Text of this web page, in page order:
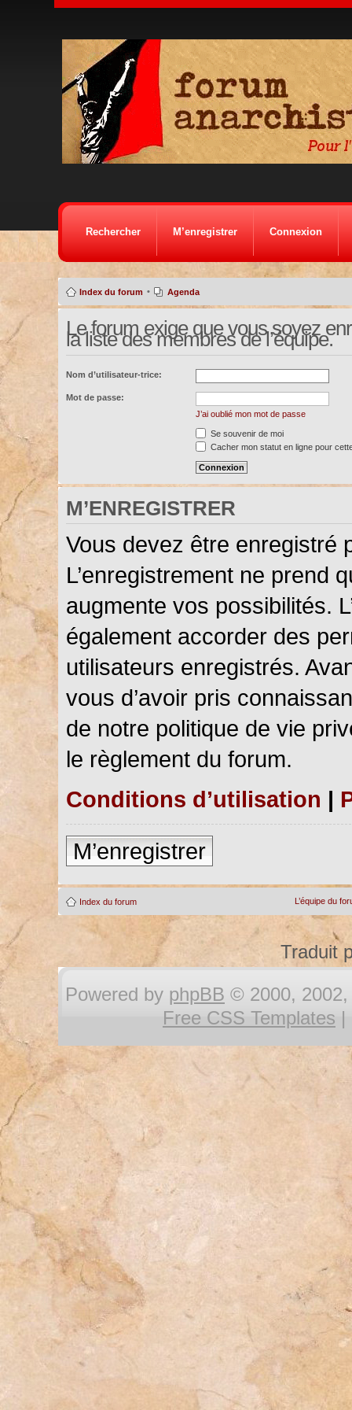
Rechercher M’enregistrer Connexion
Index du forum • Agenda
Le forum exige que vous soyez
la liste des membres de l’équipe.
Nom d’utilisateur-trice:
Mot de passe:
J’ai oublié mon mot de passe
Se souvenir de moi
Cacher mon statut en ligne pour
M’ENREGISTRER
Vous devez être enregistré
L’enregistrement ne prend
augmente vos possibilités.
également accorder des
utilisateurs enregistrés.
vous d’avoir pris
de notre politique de vie
le règlement du forum.
Conditions d’utilisation |
M’enregistrer
Index du forum L’équipe du
Traduit
Powered by phpBB © 2000, 2002,
Free CSS Templates |